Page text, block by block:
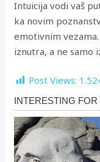
Intuicija vodi vaš
ka novim
emotivnim
iznutra, a ne samo
Post Views: